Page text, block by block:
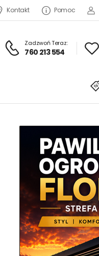
Kontakt Pomoc
Zadzwoń Teraz:
760 213 554